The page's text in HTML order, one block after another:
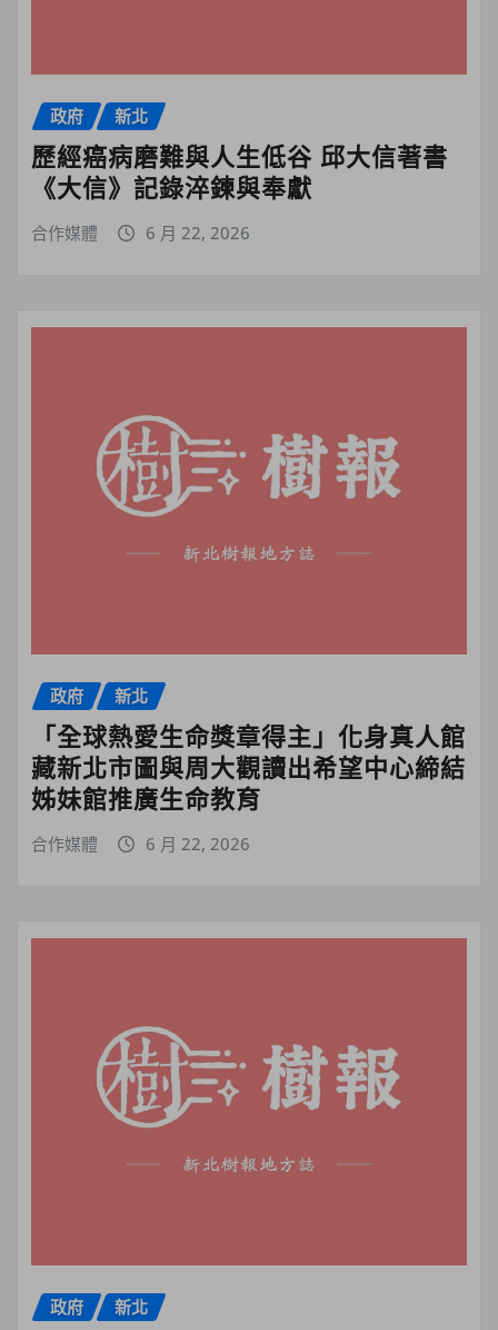
政府 新北
歷經癌病磨難與人生低谷 邱大信著書
《大信》記錄淬鍊與奉獻
合作媒體 6 月 22, 2026
政府 新北
「全球熱愛生命獎章得主」化身真人館
藏新北市圖與周大觀讀出希望中心締結
姊妹館推廣生命教育
合作媒體 6 月 22, 2026
政府 新北